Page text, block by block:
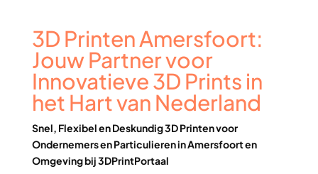
3D Printen Amersfoort:
Jouw Partner voor
Innovatieve 3D Prints in
het Hart van Nederland
Snel, Flexibel en Deskundig 3D Printen voor
Ondernemers en Particulieren in Amersfoort en
Omgeving bij 3DPrintPortaal